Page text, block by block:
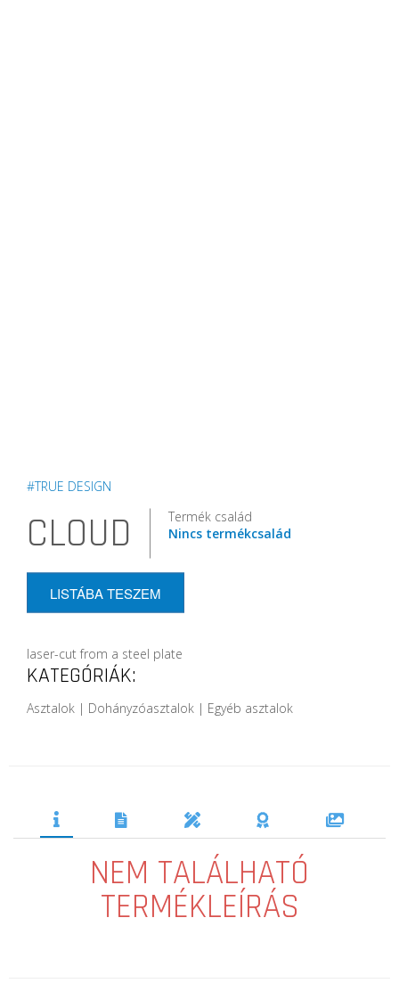
#TRUE DESIGN
CLOUD
Termék család
Nincs termékcsalád
LISTÁBA TESZEM
laser-cut from a steel plate
KATEGÓRIÁK:
Asztalok | Dohányzóasztalok | Egyéb asztalok
NEM TALÁLHATÓ
TERMÉKLEÍRÁS